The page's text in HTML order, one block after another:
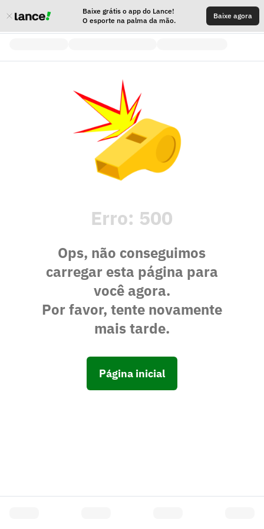
Baixe grátis o app do Lance!
O esporte na palma da mão.
Baixe agora
Erro: 500
Ops, não conseguimos
carregar esta página para
você agora.
Por favor, tente novamente
mais tarde.
Página inicial